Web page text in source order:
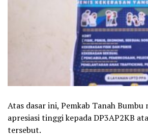
Atas dasar ini, Pemkab Tanah Bumbu
apresiasi tinggi kepada DP3AP2KB
tersebut.